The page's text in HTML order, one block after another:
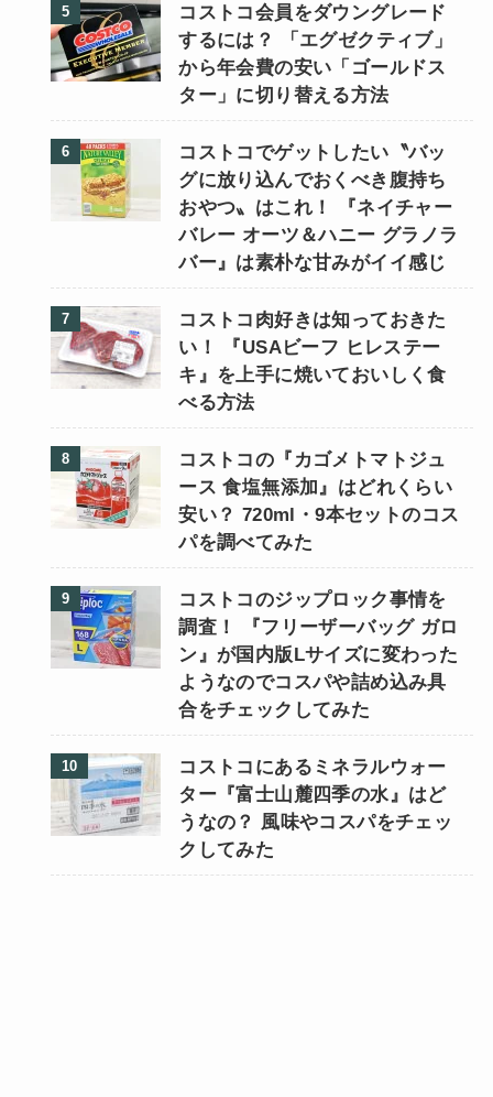
コストコ会員をダウングレード
するには？ 「エグゼクティブ」
から年会費の安い「ゴールドス
ター」に切り替える方法
コストコでゲットしたい〝バッ
グに放り込んでおくべき腹持ち
おやつ〟はこれ！ 『ネイチャー
バレー オーツ＆ハニー グラノラ
バー』は素朴な甘みがイイ感じ
コストコ肉好きは知っておきた
い！ 『USAビーフ ヒレステー
キ』を上手に焼いておいしく食
べる方法
コストコの『カゴメトマトジュ
ース 食塩無添加』はどれくらい
安い？ 720ml・9本セットのコス
パを調べてみた
コストコのジップロック事情を
調査！ 『フリーザーバッグ ガロ
ン』が国内版Lサイズに変わった
ようなのでコスパや詰め込み具
合をチェックしてみた
コストコにあるミネラルウォー
ター『富士山麓四季の水』はど
うなの？ 風味やコスパをチェッ
クしてみた